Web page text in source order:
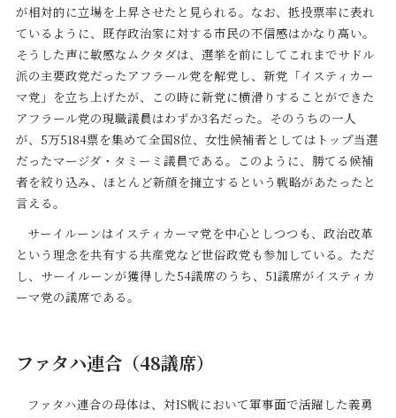
が相対的に立場を上昇させたと見られる。なお、抵投票率に表れ
ているように、既存政治家に対する市民の不信感はかなり高い。
そうした声に敏感なムクタダは、選挙を前にしてこれまでサドル
派の主要政党だったアフラール党を解党し、新党「イスティカー
マ党」を立ち上げたが、この時に新党に横滑りすることができた
アフラール党の現職議員はわずか3名だった。そのうちの一人
が、5万5184票を集めて全国8位、女性候補者としてはトップ当選
だったマージダ・タミーミ議員である。このように、勝てる候補
者を絞り込み、ほとんど新顔を擁立するという戦略があたったと
言える。
サーイルーンはイスティカーマ党を中心としつつも、政治改革
という理念を共有する共産党など世俗政党も参加している。ただ
し、サーイルーンが獲得した54議席のうち、51議席がイスティカ
ーマ党の議席である。
ファタハ連合（48議席）
ファタハ連合の母体は、対IS戦において軍事面で活躍した義勇